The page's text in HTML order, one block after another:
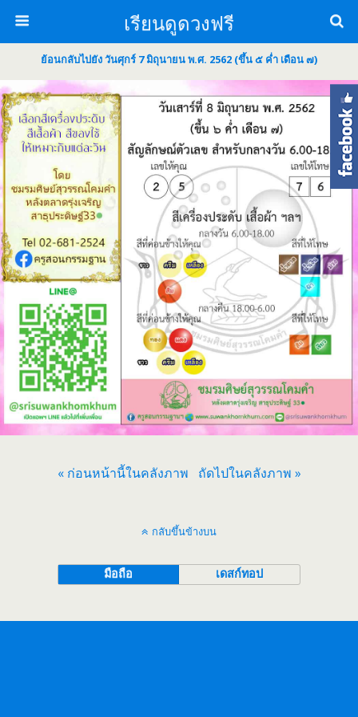
เรียนดูดวงฟรี
ย้อนกลับไปยัง วันศุกร์ 7 มิถุนายน พ.ศ. 2562 (ขึ้น ๕ ค่ำ เดือน ๗)
« ก่อนหน้านี้ในคลังภาพ ถัดไปในคลังภาพ »
กลับขึ้นข้างบน
มือถือ เดสก์ทอป